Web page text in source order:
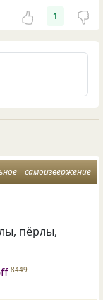
1
самоизвержение
пёрлы,
8449